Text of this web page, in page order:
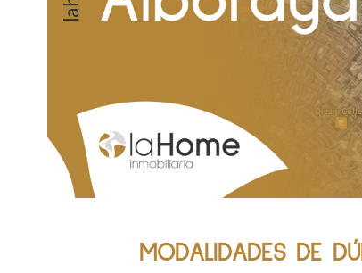
MODALIDADES DE